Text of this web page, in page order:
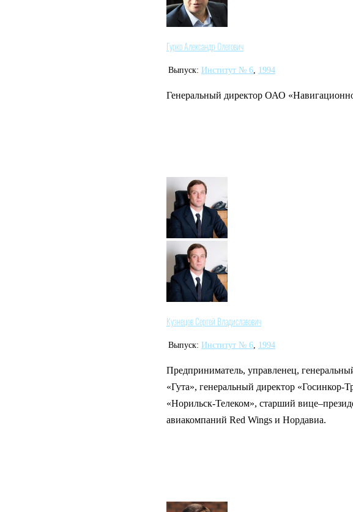
Гурко Александр Олегович
Выпуск: Институт № 6 1994
Генеральный директор ОАО
Кузнецов Сергей Владиславович
Выпуск: Институт № 6 1994
Предприниматель, управленец,
«Гута», генеральный директор
«Норильск-Телеком», старший
авиакомпаний Red Wings и Нордавиа.